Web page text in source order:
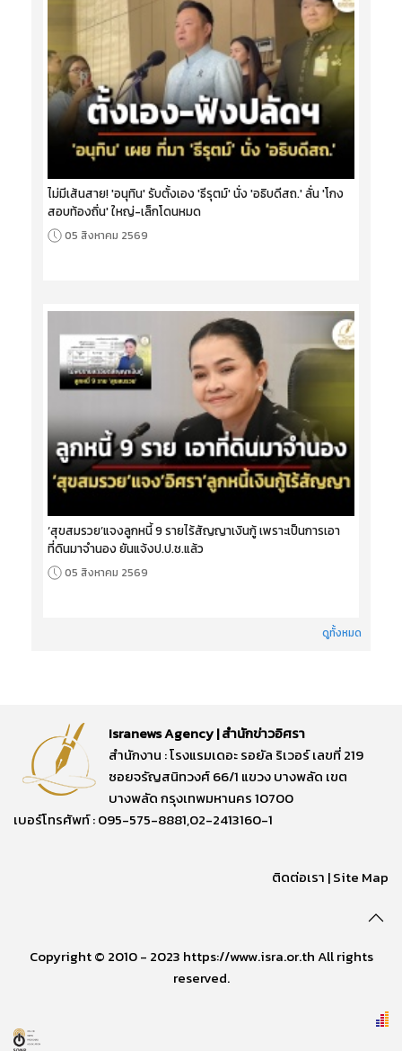
ไม่มีเส้นสาย! 'อนุทิน' รับตั้งเอง 'ธีรุตม์' นั่ง 'อธิบดีสถ.' ลั่น 'โกง
สอบท้องถิ่น' ใหญ่-เล็กโดนหมด
05 สิงหาคม 2569
‘สุขสมรวย’แจงลูกหนี้ 9 รายไร้สัญญาเงินกู้ เพราะเป็นการเอา
ที่ดินมาจำนอง ยันแจ้งป.ป.ช.แล้ว
05 สิงหาคม 2569
ดูทั้งหมด
Isranews Agency | สำนักข่าวอิศรา
สำนักงาน : โรงแรมเดอะ รอยัล ริเวอร์ เลขที่ 219
ซอยจรัญสนิทวงศ์ 66/1 แขวง บางพลัด เขต
บางพลัด กรุงเทพมหานคร 10700
เบอร์โทรศัพท์ : 095-575-8881,02-2413160-1
ติดต่อเรา |Site Map
Copyright © 2010 - 2023 https://www.isra.or.th All rights
reserved.